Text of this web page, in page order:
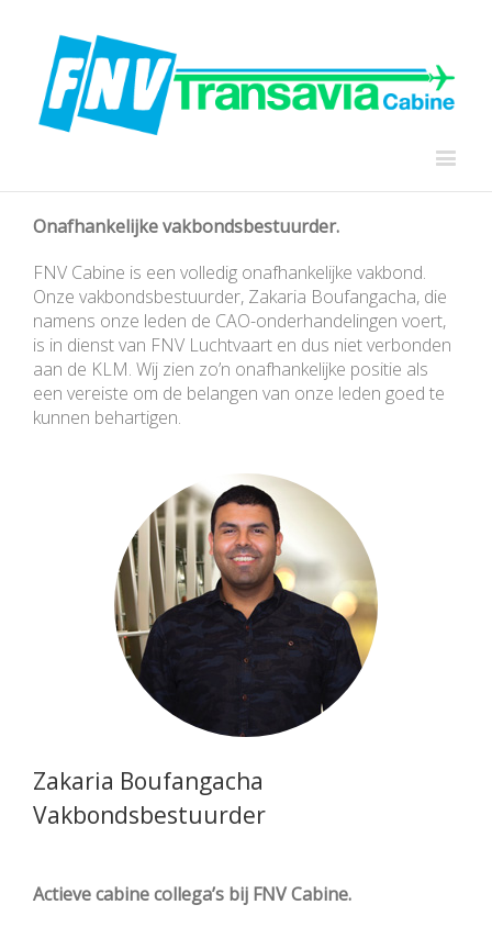
Onafhankelijke vakbondsbestuurder.
FNV Cabine is een volledig onafhankelijke vakbond.
Onze vakbondsbestuurder, Zakaria Boufangacha, die
namens onze leden de CAO-onderhandelingen voert,
is in dienst van FNV Luchtvaart en dus niet verbonden
aan de KLM. Wij zien zo’n onafhankelijke positie als
een vereiste om de belangen van onze leden goed te
kunnen behartigen.
Zakaria Boufangacha
Vakbondsbestuurder
Actieve cabine collega’s bij FNV Cabine.